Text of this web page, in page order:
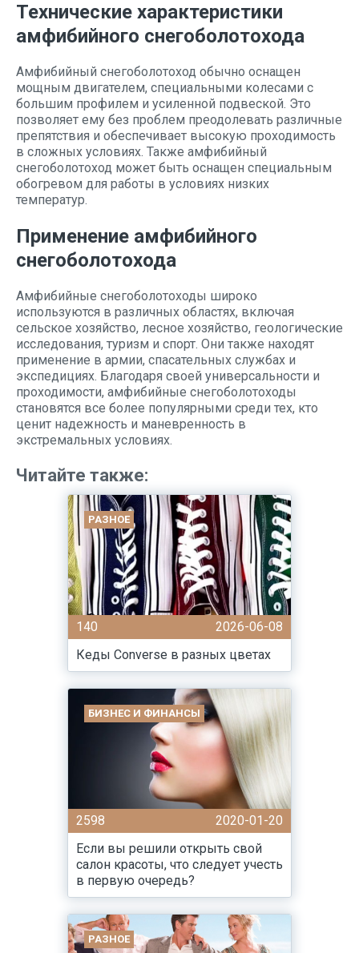
Технические характеристики
амфибийного снегоболотохода
Амфибийный снегоболотоход обычно оснащен
мощным двигателем, специальными колесами с
большим профилем и усиленной подвеской. Это
позволяет ему без проблем преодолевать различные
препятствия и обеспечивает высокую проходимость
в сложных условиях. Также амфибийный
снегоболотоход может быть оснащен специальным
обогревом для работы в условиях низких
температур.
Применение амфибийного
снегоболотохода
Амфибийные снегоболотоходы широко
используются в различных областях, включая
сельское хозяйство, лесное хозяйство, геологические
исследования, туризм и спорт. Они также находят
применение в армии, спасательных службах и
экспедициях. Благодаря своей универсальности и
проходимости, амфибийные снегоболотоходы
становятся все более популярными среди тех, кто
ценит надежность и маневренность в
экстремальных условиях.
Читайте также:
РАЗНОЕ
140
2026-06-08
Кеды Converse в разных цветах
БИЗНЕС И ФИНАНСЫ
2598
2020-01-20
Если вы решили открыть свой
салон красоты, что следует учесть
в первую очередь?
РАЗНОЕ